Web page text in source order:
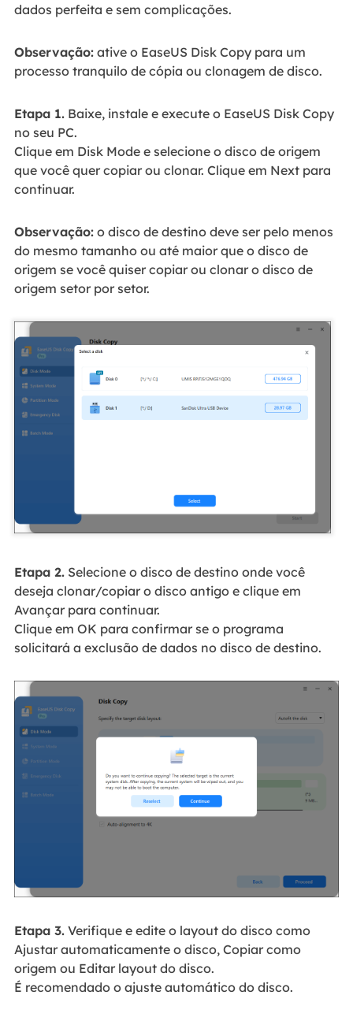
dados perfeita e sem complicações.
Observação:ative o EaseUS Disk Copy para um
processo tranquilo de cópia ou clonagem de disco.
Etapa 1.Baixe, instale e execute o EaseUS Disk Copy
no seu PC.
Clique em Disk Mode e selecione o disco de origem
que você quer copiar ou clonar. Clique em Next para
continuar.
Observação:o disco de destino deve ser pelo menos
do mesmo tamanho ou até maior que o disco de
origem se você quiser copiar ou clonar o disco de
origem setor por setor.
Etapa 2.Selecione o disco de destino onde você
deseja clonar/copiar o disco antigo e clique em
Avançar para continuar.
Clique em OK para confirmar se o programa
solicitará a exclusão de dados no disco de destino.
Etapa 3.Verifique e edite o layout do disco como
Ajustar automaticamente o disco, Copiar como
origem ou Editar layout do disco.
É recomendado o ajuste automático do disco.